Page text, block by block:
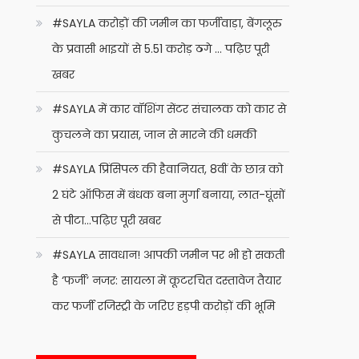
#SAYLA करोड़ों की जमीन का फर्जीवाड़ा, बेंगलूरु
के प्रवासी भाइयों से 5.51 करोड़ ठगे … पढ़िए पूरी
खबर
#SAYLA में कार वॉशिंग सेंटर संचालक को कार से
कुचलने का प्रयास, जान से मारने की धमकी
#SAYLA प्रिंसिपल की हैवानियत, 8वीं के छात्र को
2 घंटे ऑफिस में बंधक बना मुर्गा बनाया, लात-घूंसों
से पीटा…पढ़िए पूरी खबर
#SAYLA सावधान! आपकी जमीन पर भी हो सकती
है ‘फर्जी’ नजर: सायला में कूटरचित दस्तावेज तैयार
कर फर्जी रजिस्ट्री के जरिए हड़पी करोड़ों की भूमि